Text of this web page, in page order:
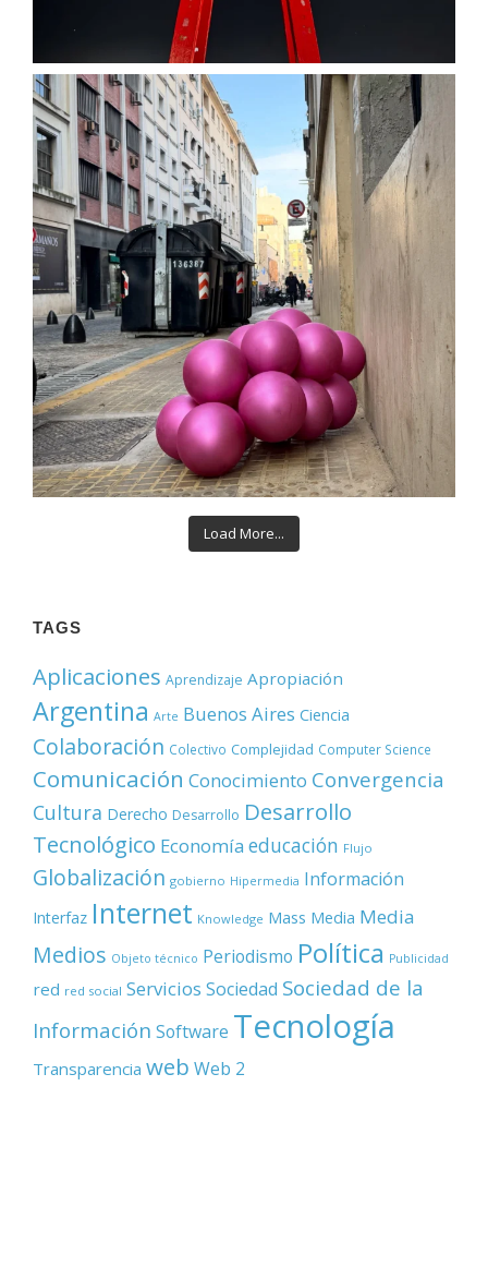
Load More...
TAGS
Aplicaciones Aprendizaje Apropiación
Argentina Arte Buenos Aires Ciencia
Colaboración Colectivo Complejidad Computer Science
Comunicación Conocimiento Convergencia
Cultura Derecho Desarrollo Desarrollo
Tecnológico Economía educación Flujo
Globalización gobierno Hipermedia Información
Interfaz Internet Knowledge Mass Media Media
Medios Objeto técnico Periodismo Política Publicidad
red red social Servicios Sociedad Sociedad de la
Información Software Tecnología
Transparencia web Web 2